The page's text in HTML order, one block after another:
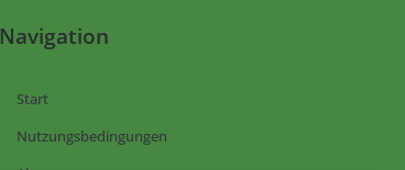
Navigation
Start
Nutzungsbedingungen